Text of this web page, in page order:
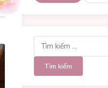
Tìm
kiếm
cho: